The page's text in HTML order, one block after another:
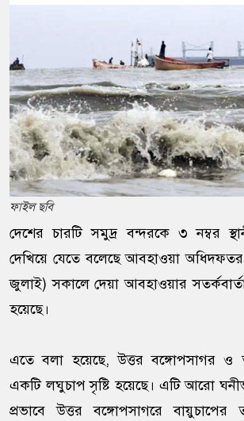
ফাইল ছবি
দেশের চারটি সমুদ্র বন্দরকে ৩ নম্বর
দেখিয়ে যেতে বলেছে আবহাওয়া
জুলাই) সকালে দেয়া আবহাওয়ার
হয়েছে।
এতে বলা হয়েছে, উত্তর বঙ্গোপসাগর ও
একটি লঘুচাপ সৃষ্টি হয়েছে। এটি আরো
প্রভাবে উত্তর বঙ্গোপসাগরে বায়ুচাপের